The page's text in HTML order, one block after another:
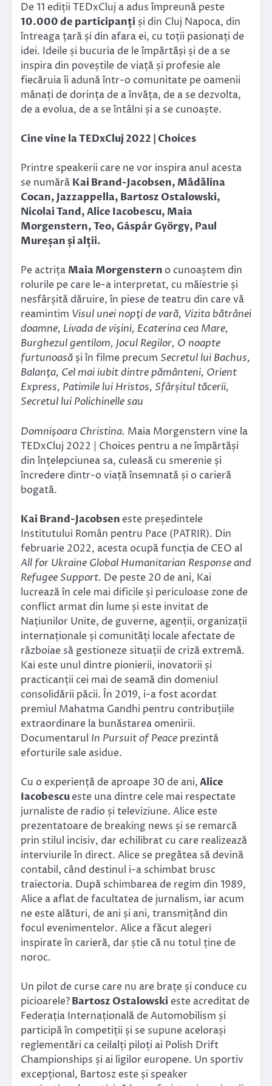
De 11 ediții TEDxCluj a adus împreună peste
10.000de participanți și din Cluj Napoca, din
întreaga țară și din afara ei, cu toții pasionați de
idei. Ideile și bucuria de le împărtăși și de a se
inspira din poveștile de viață și profesie ale
fiecăruia îi adună într-o comunitate pe oamenii
mânați de dorința de a învăța, de a se dezvolta,
de a evolua, de a se întâlni și a se cunoaște.
Cine vine la TEDxCluj 2022 | Choices
Printre speakerii care ne vor inspira anul acesta
se numără Kai Brand-Jacobsen, Mădălina
Cocan, Jazzappella, Bartosz Ostalowski,
Nicolai Tand, Alice Iacobescu, Maia
Morgenstern, Teo, Gáspár György, Paul
Mureșan și alții.
Pe actrița Maia Morgenstern o cunoaștem din
rolurile pe care le-a interpretat, cu măiestrie și
nesfârșită dăruire, în piese de teatru din care vă
reamintim Visul unei nopţi de vară, Vizita bătrânei
doamne, Livada de vişini, Ecaterina cea Mare,
Burghezul gentilom, Jocul Regilor, O noapte
furtunoasă și în filme precum Secretul lui Bachus,
Balanţa, Cel mai iubit dintre pământeni, Orient
Express, Patimile lui Hristos, Sfârșitul tăcerii,
Secretul lui Polichinelle sau
Domnişoara Christina. Maia Morgenstern vine la
TEDxCluj 2022 | Choices pentru a ne împărtăși
din înțelepciunea sa, culeasă cu smerenie și
încredere dintr-o viață însemnată și o carieră
bogată.
Kai Brand-Jacobsen este președintele
Institutului Român pentru Pace (PATRIR). Din
februarie 2022, acesta ocupă funcția de CEO al
All for Ukraine Global Humanitarian Response and
Refugee Support. De peste 20 de ani, Kai
lucrează în cele mai dificile și periculoase zone de
conflict armat din lume și este invitat de
Națiunilor Unite, de guverne, agenții, organizații
internaționale și comunități locale afectate de
războiae să gestioneze situații de criză extremă.
Kai este unul dintre pionierii, inovatorii și
practicanții cei mai de seamă din domeniul
consolidării păcii. În 2019, i-a fost acordat
premiul Mahatma Gandhi pentru contribuțiile
extraordinare la bunăstarea omenirii.
Documentarul In Pursuit of Peace prezintă
eforturile sale asidue.
Cu o experiență de aproape 30 de ani,Alice
Iacobescueste una dintre cele mai respectate
jurnaliste de radio și televiziune. Alice este
prezentatoare de breaking news și se remarcă
prin stilul incisiv, dar echilibrat cu care realizează
interviurile în direct. Alice se pregătea să devină
contabil, când destinul i-a schimbat brusc
traiectoria. După schimbarea de regim din 1989,
Alice a aflat de facultatea de jurnalism, iar acum
ne este alături, de ani și ani, transmițând din
focul evenimentelor. Alice a făcut alegeri
inspirate în carieră, dar știe că nu totul ține de
noroc.
Un pilot de curse care nu are brațe și conduce cu
picioarele?Bartosz Ostalowski este acreditat de
Federația Internațională de Automobilism și
participă în competiții și se supune acelorași
reglementări ca ceilalți piloți ai Polish Drift
Championships și ai ligilor europene. Un sportiv
excepțional, Bartosz este și speaker